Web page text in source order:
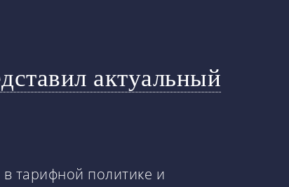
актуальный
тарифной политике и